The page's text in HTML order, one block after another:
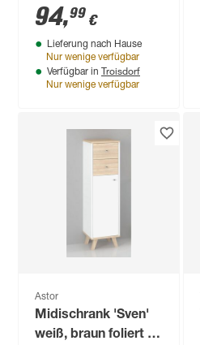
foliert 65 x 60 x 33
cm
94,99 €
Lieferung nach Hause
Nur wenige verfügbar
Verfügbar in Troisdorf
Nur wenige verfügbar
Astor
Midischrank 'Sven'
weiß, braun foliert 30